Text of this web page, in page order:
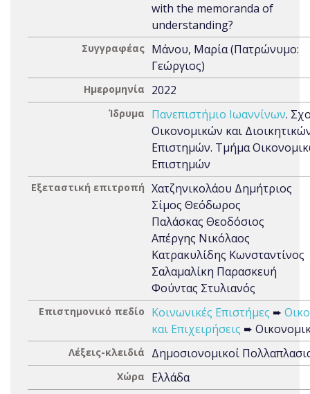
with the memoranda of
understanding?
Συγγραφέας Μάνου, Μαρία (Πατρώνυμο:
Γεώργιος)
Ημερομηνία 2022
Ίδρυμα Πανεπιστήμιο Ιωαννίνων.
Οικονομικών και
Επιστημών. Τμήμα
Επιστημών
Εξεταστική επιτροπή Χατζηνικολάου Δημήτριος
Σίμος Θεόδωρος
Παλάσκας Θεοδόσιος
Απέργης Νικόλαος
Κατρακυλίδης Κωνσταντίνος
Σαλαμαλίκη Παρασκευή
Φούντας Στυλιανός
Επιστημονικό πεδίο Κοινωνικές Επιστήμες ➨
και Επιχειρήσεις ➨
Λέξεις-κλειδιά Δημοσιονομικοί
Χώρα Ελλάδα